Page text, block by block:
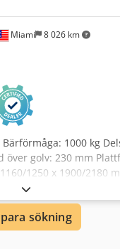
Miami 8 026 km
Bärförmåga: 1000 kg
över golv: 230 mm
1250 x 1900/2180
sökning